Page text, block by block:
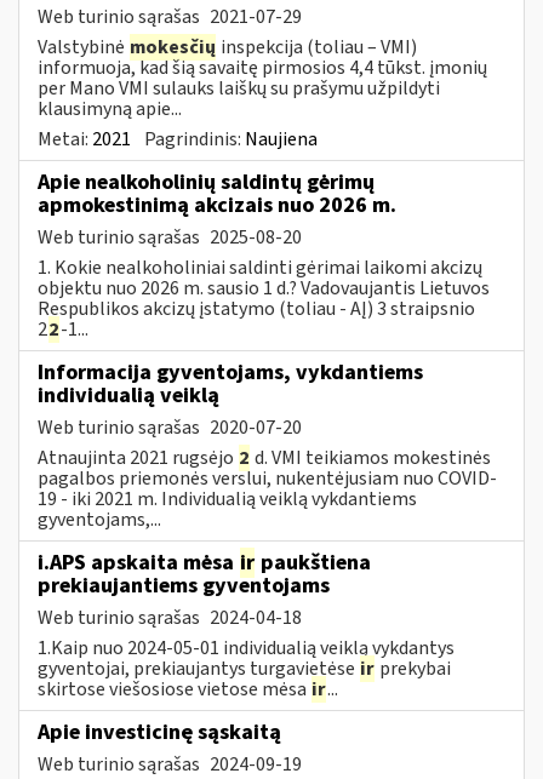
Web turinio sąrašas 2021-07-29
Valstybinė mokesčių inspekcija (toliau – VMI)
informuoja, kad šią savaitę pirmosios 4,4 tūkst. įmonių
per Mano VMI sulauks laiškų su prašymu užpildyti
klausimyną apie...
Metai: 2021 Pagrindinis: Naujiena
Apie nealkoholinių saldintų gėrimų
apmokestinimą akcizais nuo 2026 m.
Web turinio sąrašas 2025-08-20
1. Kokie nealkoholiniai saldinti gėrimai laikomi akcizų
objektu nuo 2026 m. sausio 1 d.? Vadovaujantis Lietuvos
Respublikos akcizų įstatymo (toliau - AĮ) 3 straipsnio
22-1...
Informacija gyventojams, vykdantiems
individualią veiklą
Web turinio sąrašas 2020-07-20
Atnaujinta 2021 rugsėjo 2 d. VMI teikiamos mokestinės
pagalbos priemonės verslui, nukentėjusiam nuo COVID-
19 - iki 2021 m. Individualią veiklą vykdantiems
gyventojams,...
i.APS apskaita mėsa ir paukštiena
prekiaujantiems gyventojams
Web turinio sąrašas 2024-04-18
1.Kaip nuo 2024-05-01 individualią veiklą vykdantys
gyventojai, prekiaujantys turgavietėse ir prekybai
skirtose viešosiose vietose mėsa ir...
Apie investicinę sąskaitą
Web turinio sąrašas 2024-09-19